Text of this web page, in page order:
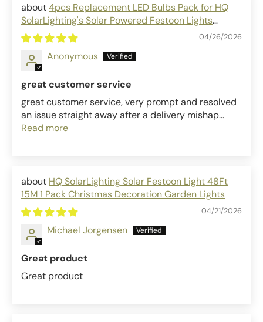
4pcs Replacement LED Bulbs Pack for HQ
SolarLighting's Solar Powered Festoon Lights
outdoor solar bulbs
04/26/2026
Anonymous
great customer service
great customer service, very prompt and resolved
an issue straight away after a delivery mishap...
Read more
HQ SolarLighting Solar Festoon Light 48Ft
15M 1 Pack Christmas Decoration Garden Lights
04/21/2026
Michael Jorgensen
Great product
Great product